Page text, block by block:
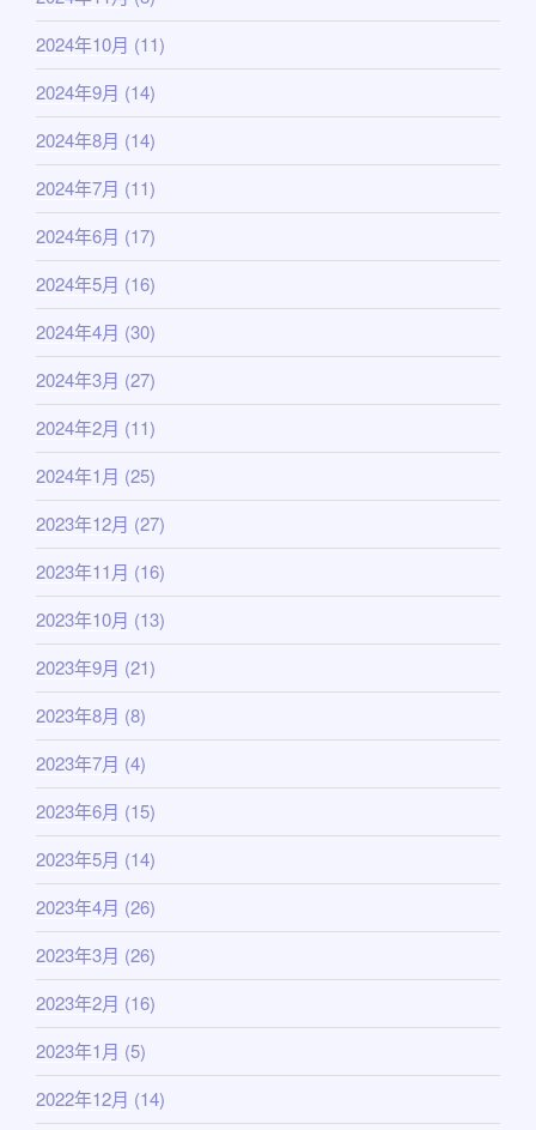
2024年10月 (11)
2024年9月 (14)
2024年8月 (14)
2024年7月 (11)
2024年6月 (17)
2024年5月 (16)
2024年4月 (30)
2024年3月 (27)
2024年2月 (11)
2024年1月 (25)
2023年12月 (27)
2023年11月 (16)
2023年10月 (13)
2023年9月 (21)
2023年8月 (8)
2023年7月 (4)
2023年6月 (15)
2023年5月 (14)
2023年4月 (26)
2023年3月 (26)
2023年2月 (16)
2023年1月 (5)
2022年12月 (14)